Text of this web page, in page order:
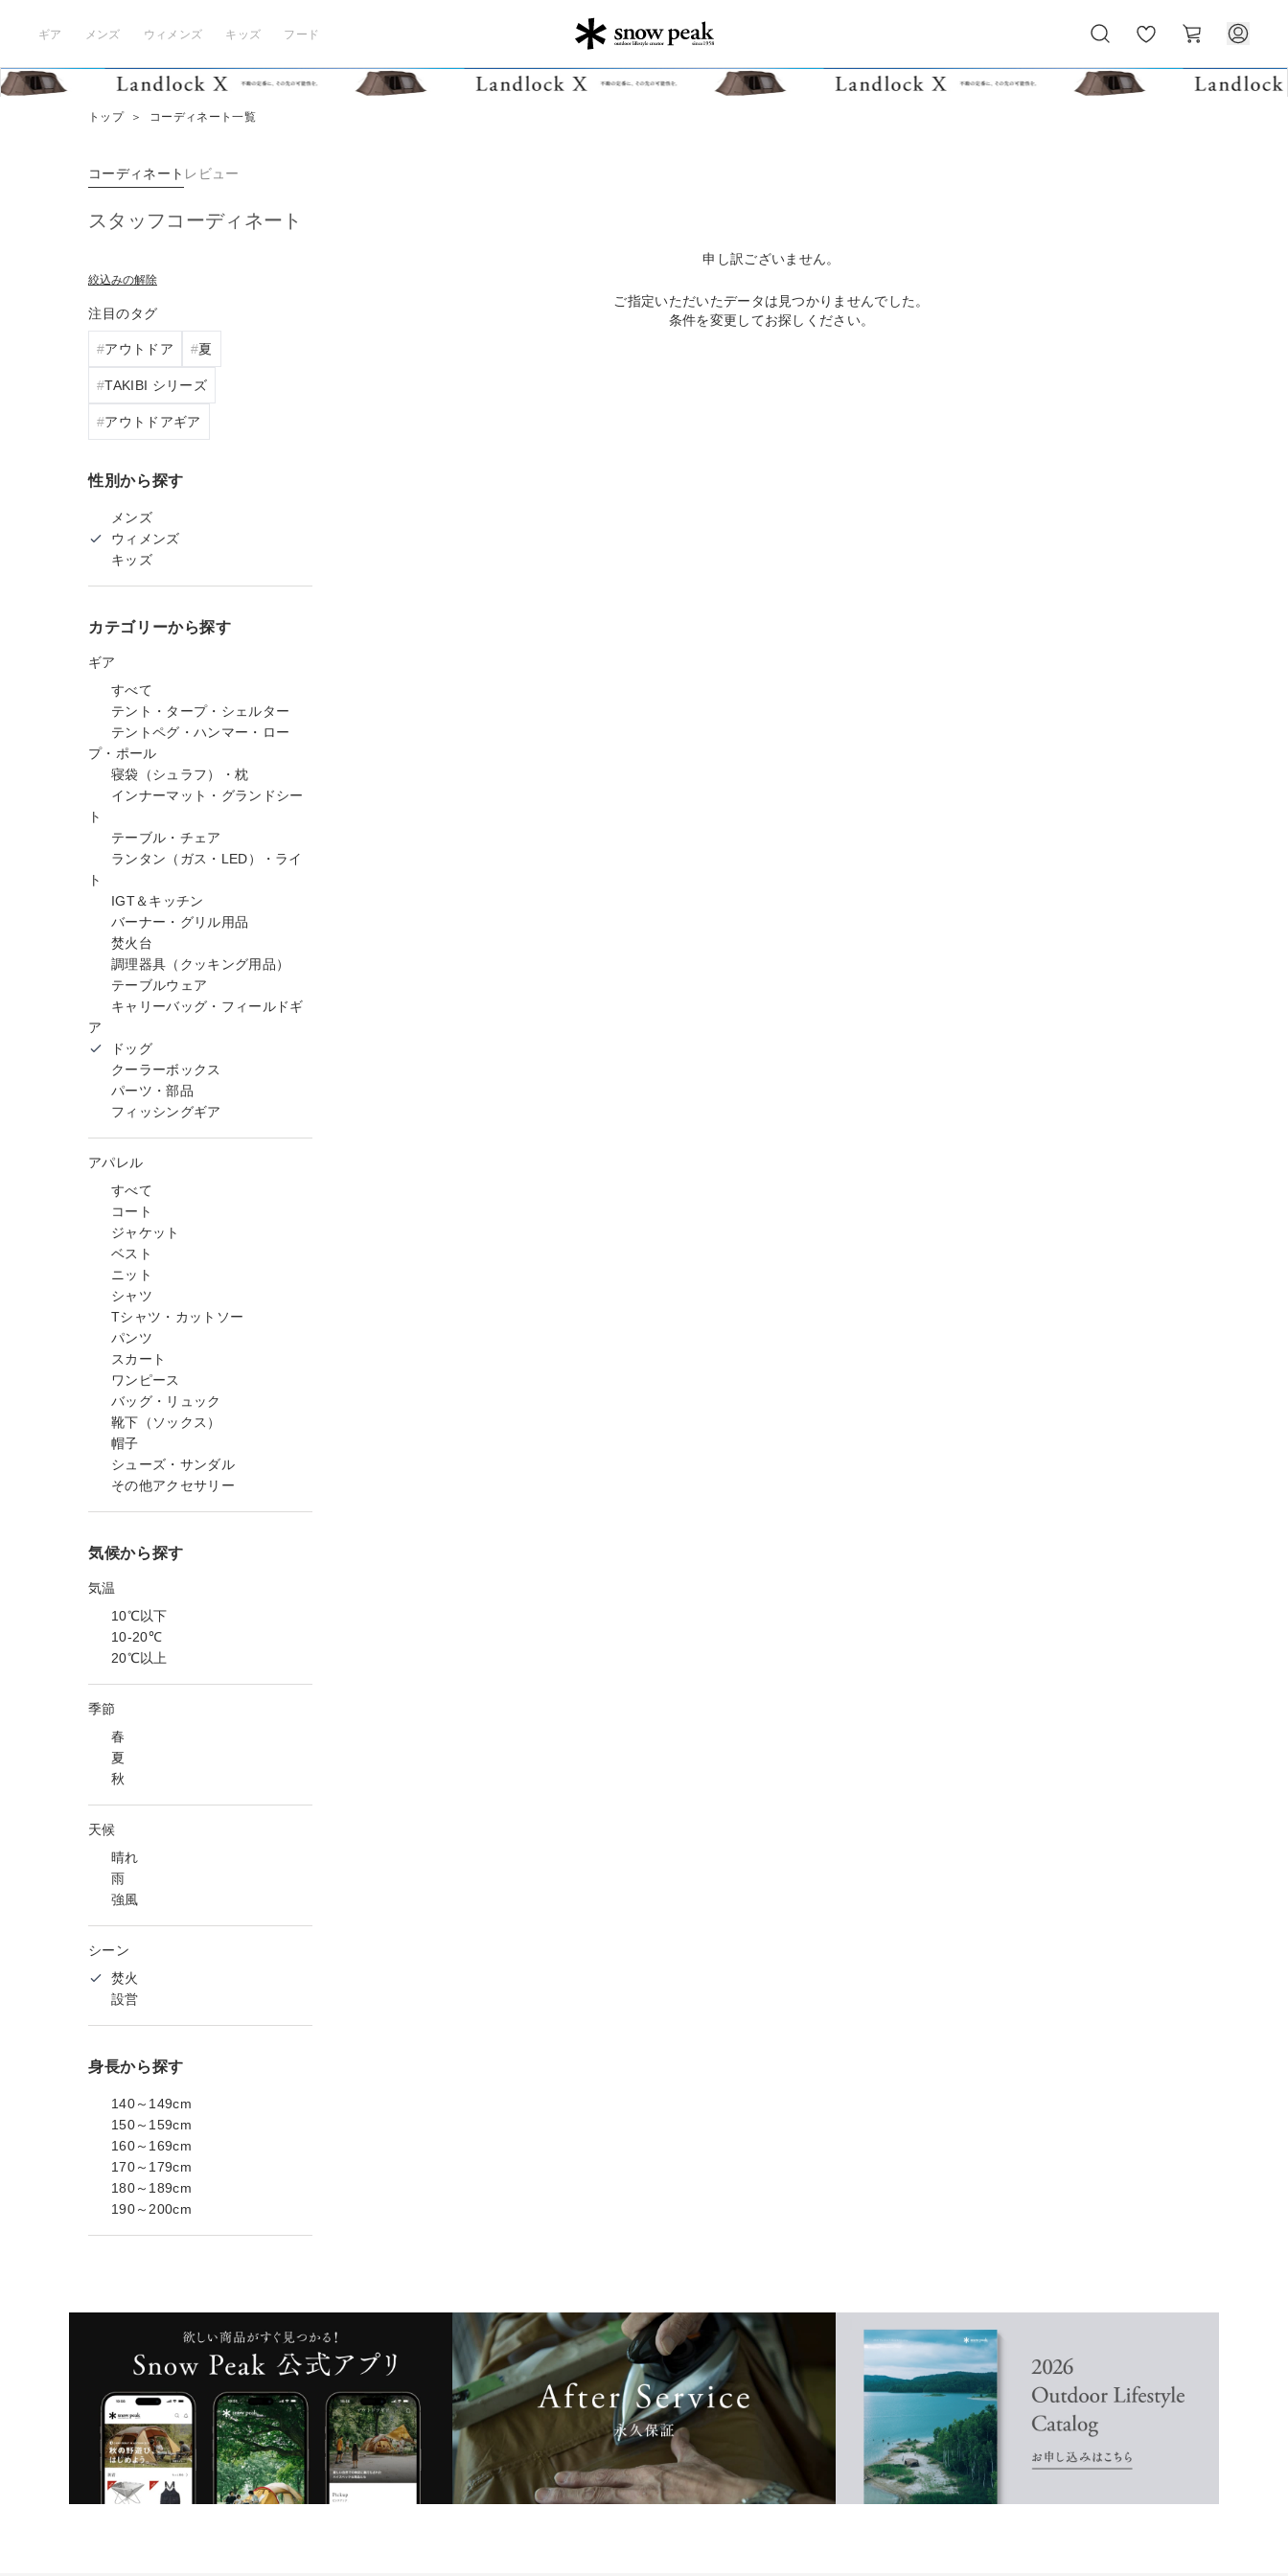
ギア メンズ ウィメンズ キッズ フード
気
に
ー
ト
トップ ＞ コーディネート一覧
コーディネート レビュー
スタッフコーディネート
絞込みの解除
注目のタグ
アウトドア 夏
TAKIBI シリーズ
アウトドアギア
性別から探す
メンズ
ウィメンズ
キッズ
カテゴリーから探す
ギア
すべて
テント・タープ・シェルター
テントペグ・ハンマー・ロー
プ・ポール
寝袋（シュラフ）・枕
インナーマット・グランドシー
ト
テーブル・チェア
ランタン（ガス・LED）・ライ
ト
IGT＆キッチン
バーナー・グリル用品
焚火台
調理器具（クッキング用品）
テーブルウェア
キャリーバッグ・フィールドギ
ア
ドッグ
クーラーボックス
パーツ・部品
フィッシングギア
アパレル
すべて
コート
ジャケット
ベスト
ニット
シャツ
Tシャツ・カットソー
パンツ
スカート
ワンピース
バッグ・リュック
靴下（ソックス）
帽子
シューズ・サンダル
その他アクセサリー
気候から探す
気温
10℃以下
10-20℃
20℃以上
季節
春
夏
秋
天候
晴れ
雨
強風
シーン
焚火
設営
身長から探す
140～149cm
150～159cm
160～169cm
170～179cm
180～189cm
190～200cm
申し訳ございません。
ご指定いただいたデータは見つかりませんでした。
条件を変更してお探しください。